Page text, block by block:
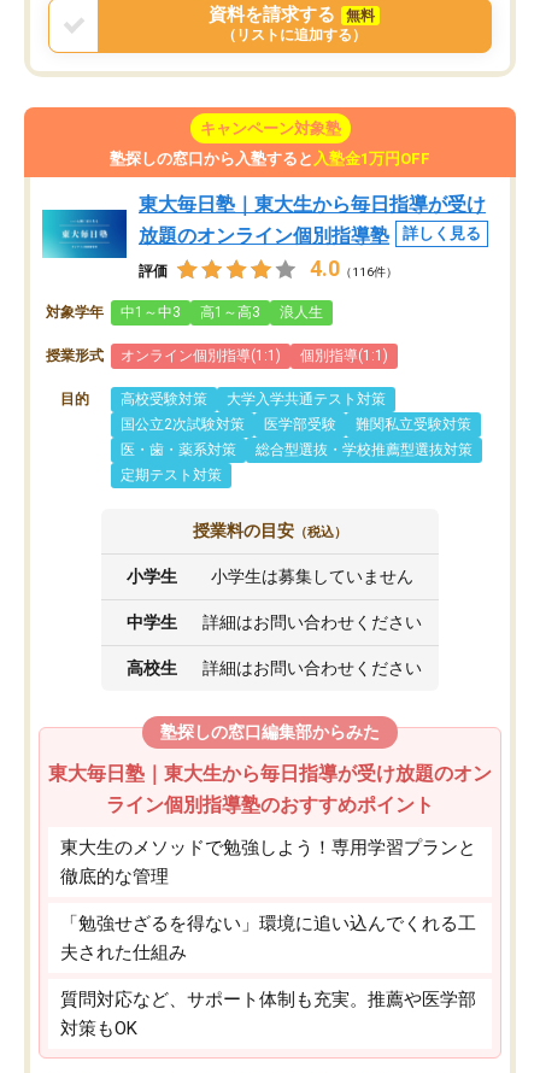
資料を請求する
無料
（リストに追加する）
キャンペーン対象塾
塾探しの窓口から入塾すると 入塾金1万円OFF
東大毎日塾｜東大生から毎日指導が受け
放題のオンライン個別指導塾
詳しく見る
評価 4.0 （116件）
対象学年 中1～中3 高1～高3 浪人生
授業形式 オンライン個別指導(1:1) 個別指導(1:1)
目的 高校受験対策
大学入学共通テスト対策
国公立2次試験対策
医学部受験
難関私立受験対策
医・歯・薬系対策
総合型選抜・学校推薦型選抜対策
定期テスト対策
授業料の目安 （税込）
小学生 小学生は募集していません
中学生 詳細はお問い合わせください
高校生 詳細はお問い合わせください
塾探しの窓口編集部からみた
東大毎日塾｜東大生から毎日指導が受け放題のオン
ライン個別指導塾のおすすめポイント
東大生のメソッドで勉強しよう！専用学習プランと
徹底的な管理
「勉強せざるを得ない」環境に追い込んでくれる工
夫された仕組み
質問対応など、サポート体制も充実。推薦や医学部
対策もOK